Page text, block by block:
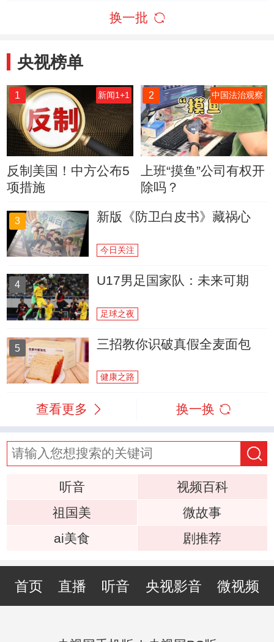
换一批
央视榜单
1 新闻1+1
反制美国！中方公布5
项措施
2 中国法治观察
上班“摸鱼”公司有权开
除吗？
3 新版《防卫白皮书》藏祸心
今日关注
4 U17男足国家队：未来可期
足球之夜
5 三招教你识破真假全麦面包
健康之路
查看更多 换一换
听音
视频百科
祖国美
微故事
ai美食
剧推荐
首页 直播 听音 央视影音 微视频